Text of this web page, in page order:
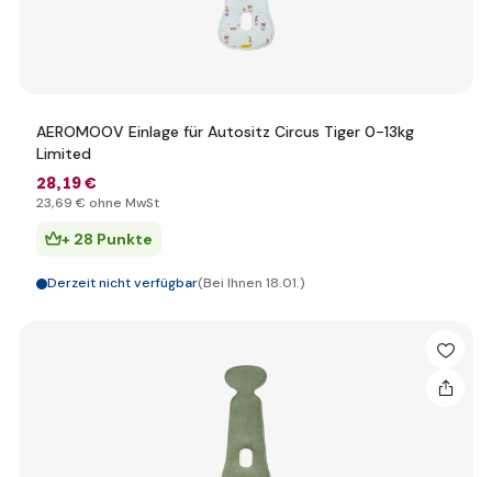
AEROMOOV Einlage für Autositz Circus Tiger 0-13kg
Limited
28,19 €
23,69 € ohne MwSt
+ 28 Punkte
Derzeit nicht verfügbar(Bei Ihnen 18.01.)